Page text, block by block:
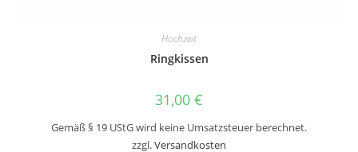
Hochzeit
Ringkissen
31,00 €
Gemäß § 19 UStG wird keine Umsatzsteuer berechnet.
zzgl.Versandkosten